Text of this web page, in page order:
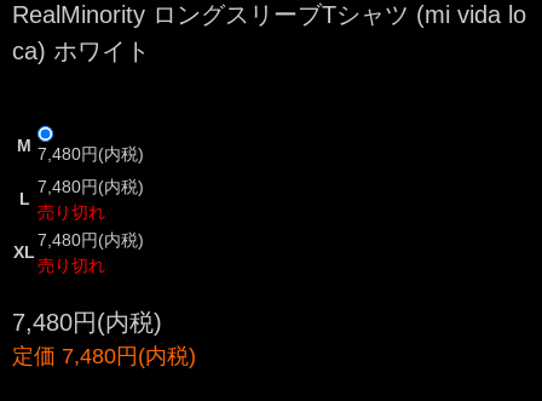
RealMinority ロングスリーブTシャツ (mi vida lo
ca) ホワイト
M 7,480円(内税)
L
7,480円(内税)
売り切れ
XL
7,480円(内税)
売り切れ
7,480円(内税)
定価 7,480円(内税)